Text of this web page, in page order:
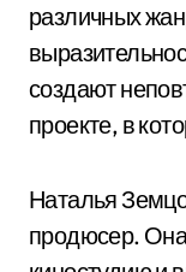
различных
создают
проекте, в
Наталья
продюсер.